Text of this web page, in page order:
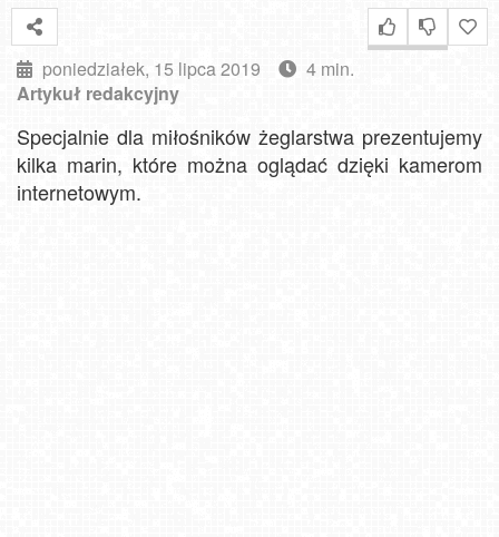
poniedziałek, 15 lipca 2019
4 min.
Artykuł redakcyjny
Specjalnie dla miłośników żeglarstwa prezentujemy
kilka marin, które można oglądać dzięki kamerom
internetowym.